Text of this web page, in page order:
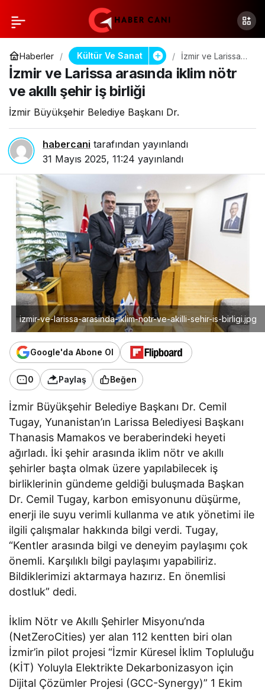
Haberler Kültür Ve Sanat
İzmir ve Larissa
arasında iklim
nötr ve akıllı şehir
İzmir ve Larissa arasında iklim nötr
ve akıllı şehir iş birliği
İzmir Büyükşehir Belediye Başkanı Dr.
habercani tarafından yayınlandı
31 Mayıs 2025, 11:24 yayınlandı
izmir-ve-larissa-arasinda-iklim-notr-ve-akilli-sehir-is-birligi.jpg
Google'da Abone Ol
0 Paylaş Beğen
İzmir Büyükşehir Belediye Başkanı Dr. Cemil
Tugay, Yunanistan’ın Larissa Belediyesi Başkanı
Thanasis Mamakos ve beraberindeki heyeti
ağırladı. İki şehir arasında iklim nötr ve akıllı
şehirler başta olmak üzere yapılabilecek iş
birliklerinin gündeme geldiği buluşmada Başkan
Dr. Cemil Tugay, karbon emisyonunu düşürme,
enerji ile suyu verimli kullanma ve atık yönetimi ile
ilgili çalışmalar hakkında bilgi verdi. Tugay,
“Kentler arasında bilgi ve deneyim paylaşımı çok
önemli. Karşılıklı bilgi paylaşımı yapabiliriz.
Bildiklerimizi aktarmaya hazırız. En önemlisi
dostluk” dedi.
İklim Nötr ve Akıllı Şehirler Misyonu’nda
(NetZeroCities) yer alan 112 kentten biri olan
İzmir’in pilot projesi “İzmir Küresel İklim Topluluğu
(KİT) Yoluyla Elektrikte Dekarbonizasyon için
Dijital Çözümler Projesi (GCC-Synergy)” 1 Ekim